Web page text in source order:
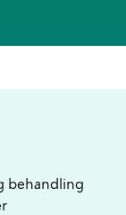
behandling